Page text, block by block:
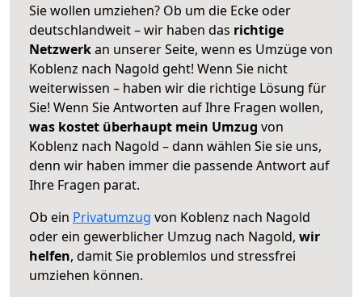
Sie wollen umziehen? Ob um die Ecke oder
deutschlandweit – wir haben das richtige
Netzwerkan unserer Seite, wenn es Umzüge von
Koblenz nach Nagold geht! Wenn Sie nicht
weiterwissen – haben wir die richtige Lösung für
Sie! Wenn Sie Antworten auf Ihre Fragen wollen,
was kostet überhaupt mein Umzug von
Koblenz nach Nagold – dann wählen Sie sie uns,
denn wir haben immer die passende Antwort auf
Ihre Fragen parat.
Ob ein Privatumzug von Koblenz nach Nagold
oder ein gewerblicher Umzug nach Nagold, wir
helfen, damit Sie problemlos und stressfrei
umziehen können.